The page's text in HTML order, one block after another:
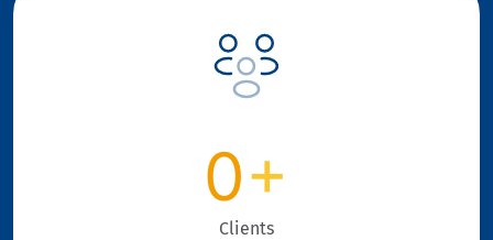
0+
Clients